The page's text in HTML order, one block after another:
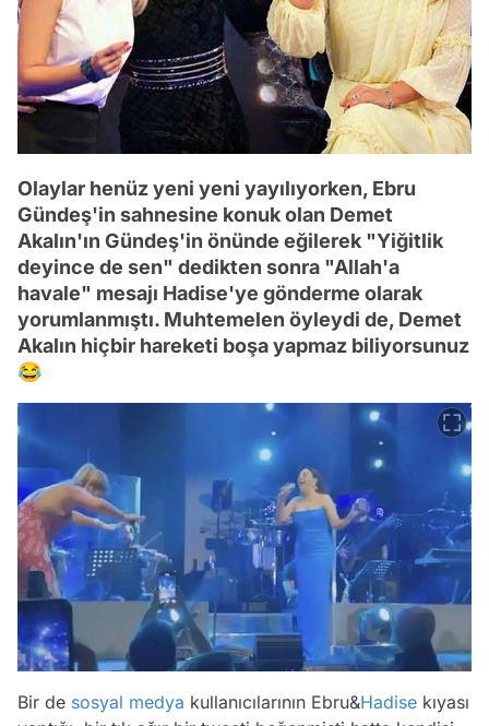
Olaylar henüz yeni yeni yayılıyorken, Ebru
Gündeş'in sahnesine konuk olan Demet
Akalın'ın Gündeş'in önünde eğilerek "Yiğitlik
deyince de sen" dedikten sonra "Allah'a
havale" mesajı Hadise'ye gönderme olarak
yorumlanmıştı. Muhtemelen öyleydi de, Demet
Akalın hiçbir hareketi boşa yapmaz biliyorsunuz
😂
Bir de sosyal medya kullanıcılarının Ebru&Hadise kıyası